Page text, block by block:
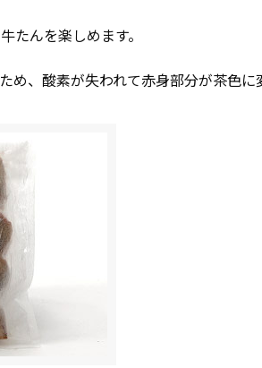
たんを楽しめます。
め、酸素が失われて赤身部分が茶色に